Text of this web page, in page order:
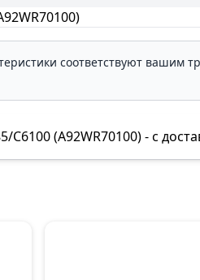
соответствуют вашим
(A92WR70100) - с